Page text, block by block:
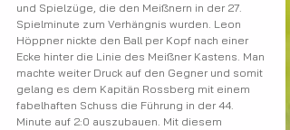
und Spielzüge, die den Meißnern in der 27.
Spielminute zum Verhängnis wurden. Leon
Höppner nickte den Ball per Kopf nach einer
Ecke hinter die Linie des Meißner Kastens. Man
machte weiter Druck auf den Gegner und somit
gelang es dem Kapitän Rossberg mit einem
fabelhaften Schuss die Führung in der 44.
Minute auf 2:0 auszubauen. Mit diesem